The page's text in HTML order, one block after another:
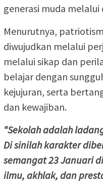
generasi muda melalui
Menurutnya,
diwujudkan melalui
melalui sikap dan
belajar dengan
kejujuran, serta
dan kewajiban.
“Sekolah adalah
Di sinilah karakter
semangat 23 Januari
ilmu, akhlak, dan